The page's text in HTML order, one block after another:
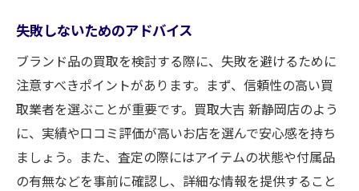
失敗しないためのアドバイス
ブランド品の買取を検討する際に、失敗を避けるために
注意すべきポイントがあります。まず、信頼性の高い買
取業者を選ぶことが重要です。買取大吉 新静岡店のよう
に、実績や口コミ評価が高いお店を選んで安心感を持ち
ましょう。また、査定の際にはアイテムの状態や付属品
の有無などを事前に確認し、詳細な情報を提供すること